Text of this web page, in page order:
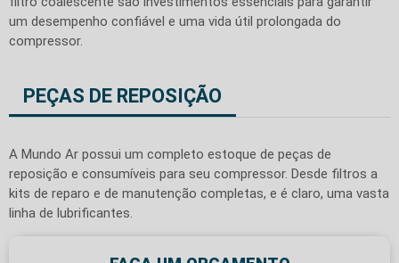
um desempenho confiável e uma vida útil prolongada do
compressor.
PEÇAS DE REPOSIÇÃO
A Mundo Ar possui um completo estoque de peças de
reposição e consumíveis para seu compressor. Desde filtros a
kits de reparo e de manutenção completas, e é claro, uma vasta
linha de lubrificantes.